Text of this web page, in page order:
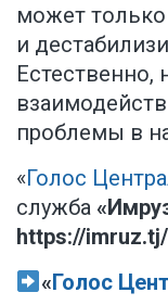
может только
и
Естественно,
проблемы в
«Голос
служба
https://imruz.tj/
«Голос